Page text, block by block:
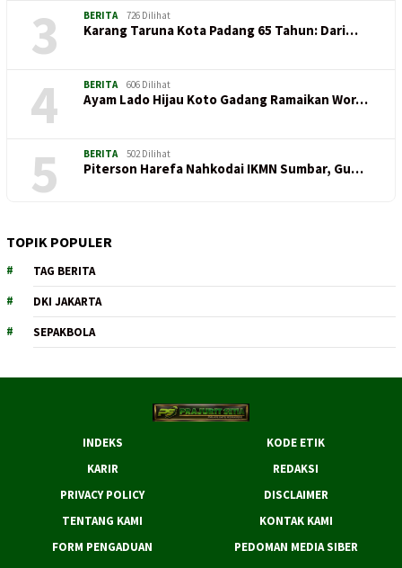
3 BERITA 726 Dilihat
Karang Taruna Kota Padang 65 Tahun: Dari…
4 BERITA 606 Dilihat
Ayam Lado Hijau Koto Gadang Ramaikan Wor…
5 BERITA 502 Dilihat
Piterson Harefa Nahkodai IKMN Sumbar, Gu…
TOPIK POPULER
TAG BERITA
DKI JAKARTA
SEPAKBOLA
INDEKS
KODE ETIK
KARIR
REDAKSI
PRIVACY POLICY
DISCLAIMER
TENTANG KAMI
KONTAK KAMI
FORM PENGADUAN
PEDOMAN MEDIA SIBER